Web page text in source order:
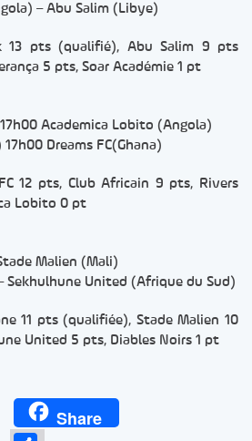
– Abu Salim (Libye)
13 pts (qualifié), Abu Salim 9 pts
5 pts, Soar Académie 1 pt
Academica Lobito (Angola)
Dreams FC(Ghana)
12 pts, Club Africain 9 pts, Rivers
Lobito 0 pt
Malien (Mali)
Sekhulhune United (Afrique du Sud)
11 pts (qualifiée), Stade Malien 10
United 5 pts, Diables Noirs 1 pt
Share